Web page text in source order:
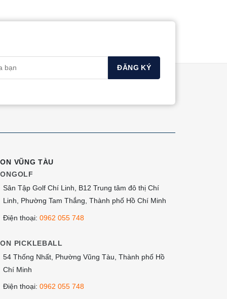
VŨNG TÀU
Sân Tập Golf Chí Linh, B12 Trung tâm đô thị Chí
Linh, Phường Tam Thắng, Thành phố Hồ Chí Minh
Điện thoại: 0962 055 748
PICKLEBALL
54 Thống Nhất, Phường Vũng Tàu, Thành phố Hồ
Chí Minh
Điện thoại: 0962 055 748